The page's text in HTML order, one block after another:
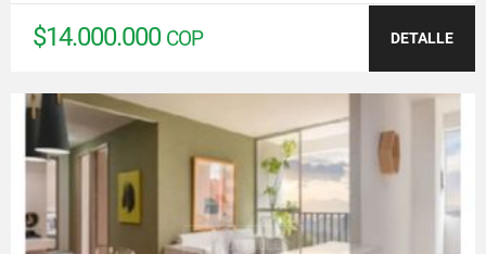
$14.000.000 COP DETALLE
VER DETALLES